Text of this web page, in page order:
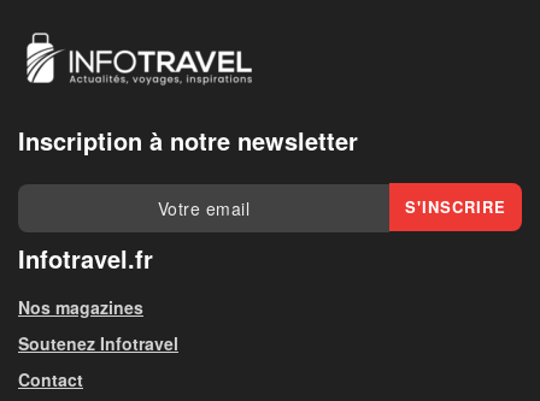
Inscription à notre newsletter
Infotravel.fr
Nos magazines
Soutenez Infotravel
Contact